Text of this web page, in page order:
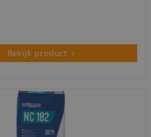
Bekijk product